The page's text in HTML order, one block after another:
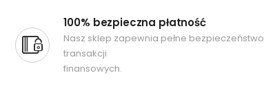
100% bezpieczna płatność
Nasz sklep zapewnia pełne bezpieczeństwo
transakcji
finansowych.